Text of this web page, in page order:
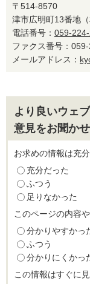
〒514-8570
津市広明町13番地（
電話番号： 059-224-
ファクス番号：
メールアドレス：
より良いウェ
意見をお聞か
お求めの情報は充
充分だった
ふつう
足りなかった
このページの内容
分かりやすかっ
ふつう
分かりにくかっ
この情報はすぐに